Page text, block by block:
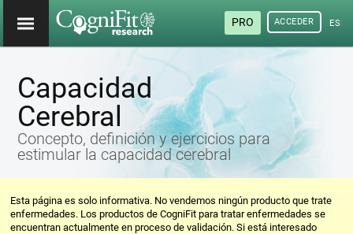
PRO ACCEDER
Capacidad
Cerebral
Concepto, definición y ejercicios para
estimular la capacidad cerebral
Esta página es solo informativa. No vendemos ningún producto que trate
enfermedades. Los productos de CogniFit para tratar enfermedades se
encuentran actualmente en proceso de validación. Si está interesado